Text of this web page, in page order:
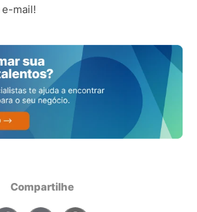
mail!
Compartilhe